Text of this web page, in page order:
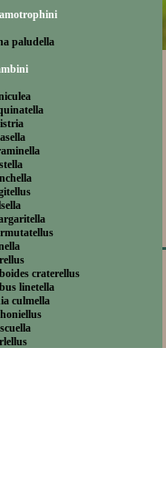
paludella
craterellus
linetella
culmella